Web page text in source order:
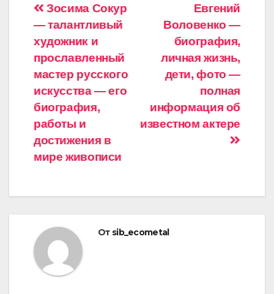
Навигация
по
записям
Евгений
Воловенко —
биография,
личная жизнь,
дети, фото —
полная
информация об
известном актере
Зосима Сокур
— талантливый
художник и
прославленный
мастер русского
искусства — его
биография,
работы и
достижения в
мире живописи
От sib_ecometal